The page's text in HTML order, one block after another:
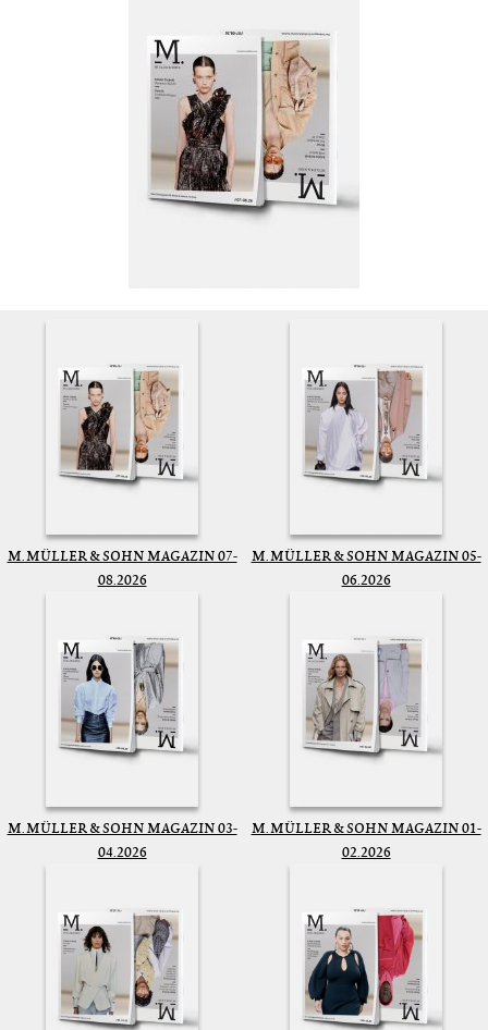
M. MÜLLER & SOHN MAGAZIN 07-
08.2026
M. MÜLLER & SOHN MAGAZIN 05-
06.2026
M. MÜLLER & SOHN MAGAZIN 03-
04.2026
M. MÜLLER & SOHN MAGAZIN 01-
02.2026